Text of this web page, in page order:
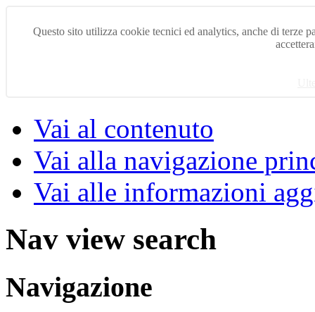
Questo sito utilizza cookie tecnici ed analytics, anche di terze
Vai al contenuto
Vai alla navigazione
Vai alle informazioni
Nav view search
Navigazione